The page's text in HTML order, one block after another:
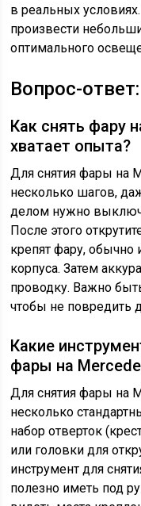
в реальных
произвести
оптимального
Вопрос-ответ:
Как снять фару
хватает опыта?
Для снятия фары на
несколько шагов,
делом нужно
После этого
крепят фару, обычно
корпуса. Затем
проводку. Важно
чтобы не повредить
Какие
фары на
Для снятия фары на
несколько
набор отверток
или головки для
инструмент для
полезно иметь под